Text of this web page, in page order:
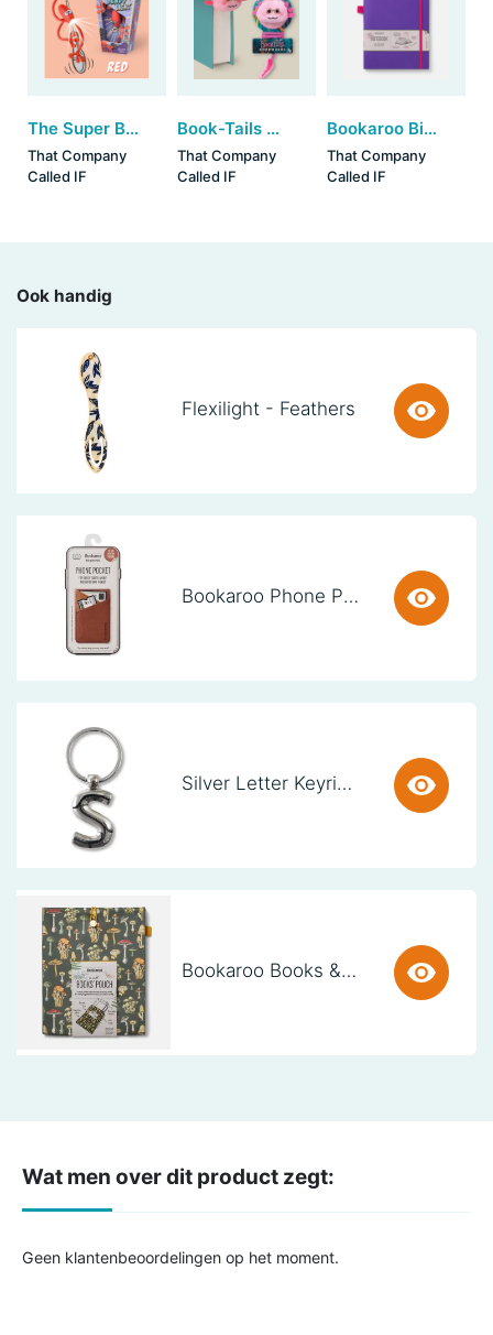
The Super Bendy Light - Red
That Company
Called IF
Book-Tails Bookmarks - Axolotl (set van 6)
That Company
Called IF
Bookaroo Bigger Things Notebook - Purple
That Company
Called IF
Ook handig
Flexilight - Feathers
Bookaroo Phone Pocket - Brown
Silver Letter Keyring - S (set van 3)
Bookaroo Books & Stuff Pouch - Botanical
Wat men over dit product zegt:
Geen klantenbeoordelingen op het moment.